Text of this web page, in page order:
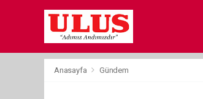
Anasayfa Gündem